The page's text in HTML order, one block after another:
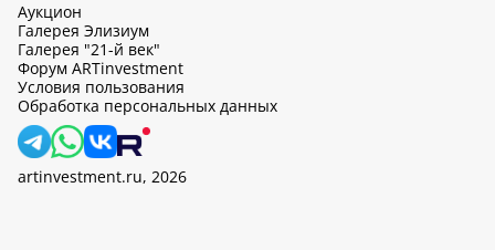
Аукцион
Галерея Элизиум
Галерея "21-й век"
Форум ARTinvestment
Условия пользования
Обработка персональных данных
artinvestment.ru, 2026